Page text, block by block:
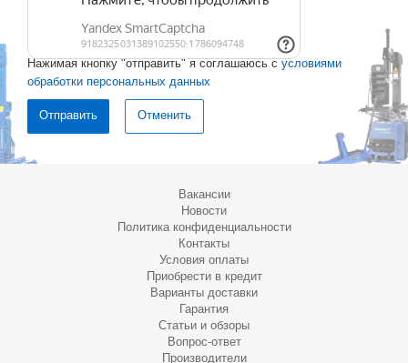
Нажимая кнопку "отправить" я соглашаюсь с условиями
обработки персональных данных
Отменить
Вакансии
Новости
Политика конфиденциальности
Контакты
Условия оплаты
Приобрести в кредит
Варианты доставки
Гарантия
Статьи и обзоры
Вопрос-ответ
Производители